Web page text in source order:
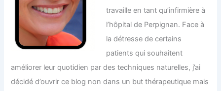
travaille en tant qu’infirmière à
l’hôpital de Perpignan. Face à
la détresse de certains
patients qui souhaitent
améliorer leur quotidien par des techniques naturelles, j’ai
décidé d’ouvrir ce blog non dans un but thérapeutique mais